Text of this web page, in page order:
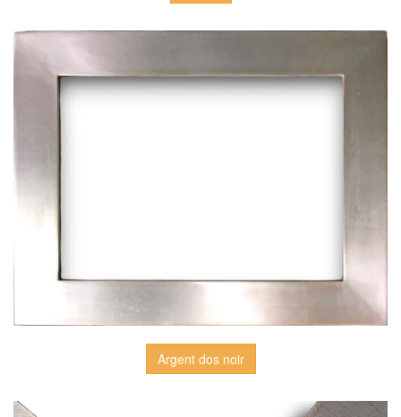
Argent dos noir